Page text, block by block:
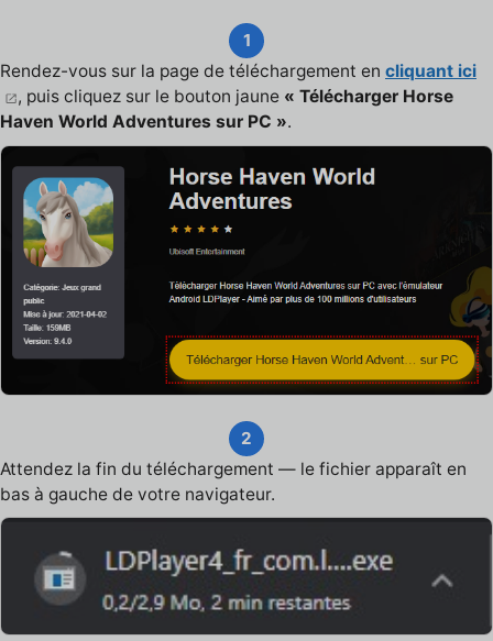
1
Rendez-vous sur la page de téléchargement en cliquant ici
, puis cliquez sur le bouton jaune « Télécharger Horse
Haven World Adventures sur PC ».
2
Attendez la fin du téléchargement — le fichier apparaît en
bas à gauche de votre navigateur.